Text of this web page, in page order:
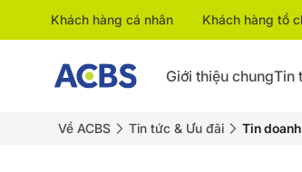
Khách hàng cá nhân Khách hàng tổ
Giới thiệu chungTin
Về ACBS Tin tức & Ưu đãi Tin